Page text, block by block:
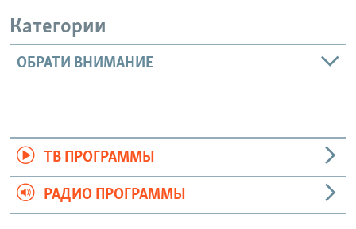
Категории
ОБРАТИ ВНИМАНИЕ
ТВ ПРОГРАММЫ
РАДИО ПРОГРАММЫ